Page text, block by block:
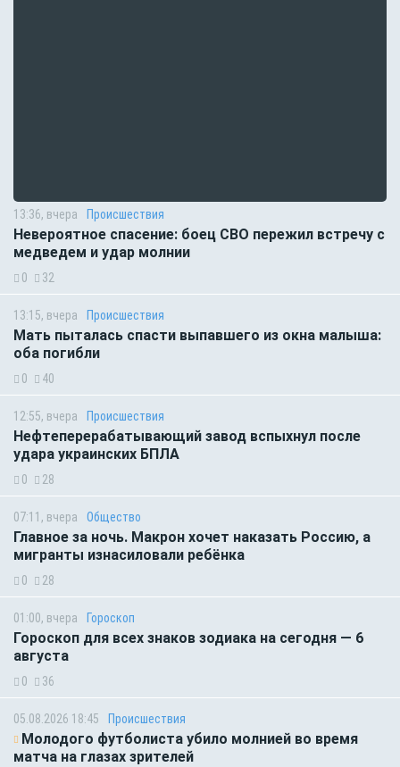
13:36, вчера Происшествия
Невероятное спасение: боец СВО пережил встречу с
медведем и удар молнии
0 32
13:15, вчера Происшествия
Мать пыталась спасти выпавшего из окна малыша:
оба погибли
0 40
12:55, вчера Происшествия
Нефтеперерабатывающий завод вспыхнул после
удара украинских БПЛА
0 28
07:11, вчера Общество
Главное за ночь. Макрон хочет наказать Россию, а
мигранты изнасиловали ребёнка
0 28
01:00, вчера Гороскоп
Гороскоп для всех знаков зодиака на сегодня — 6
августа
0 36
05.08.2026 18:45 Происшествия
Молодого футболиста убило молнией во время
матча на глазах зрителей